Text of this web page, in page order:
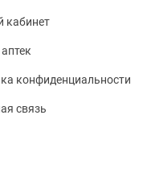
кабинет
конфиденциальности
связь